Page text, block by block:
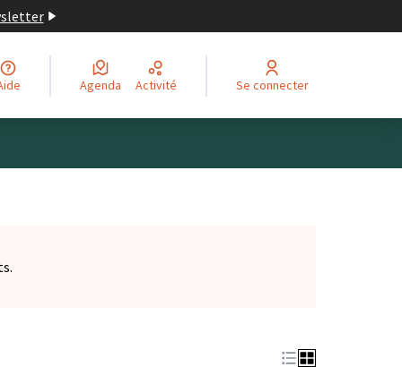
Aide Agenda Activité Se connecter